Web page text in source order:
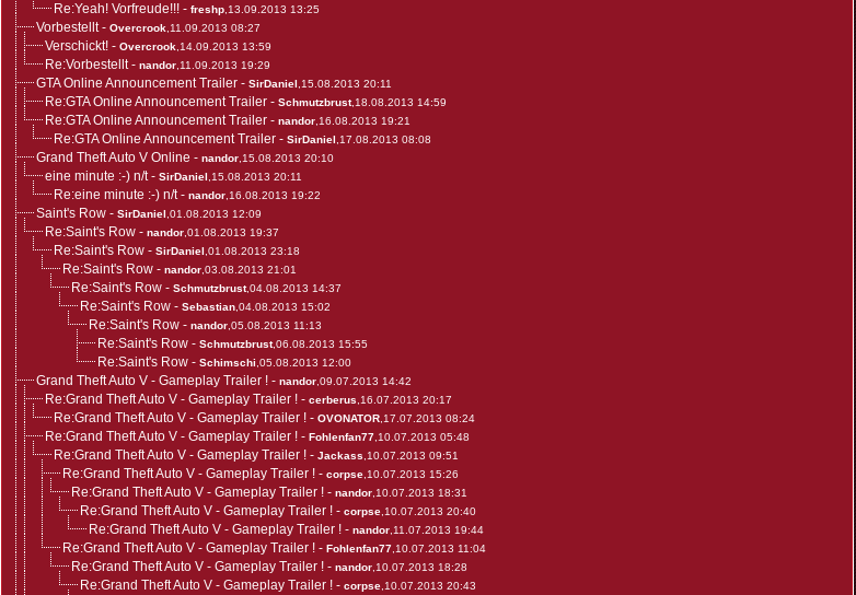
Re:Yeah! Vorfreude!!! - freshp ,13.09.2013 13:25
Vorbestellt- Overcrook ,11.09.2013 08:27
Verschickt! - Overcrook ,14.09.2013 13:59
Re:Vorbestellt- nandor ,11.09.2013 19:29
GTA Online Announcement Trailer - SirDaniel ,15.08.2013 20:11
Re:GTA Online Announcement Trailer - Schmutzbrust,18.08.2013 14:59
Re:GTA Online Announcement Trailer - nandor ,16.08.2013 19:21
Re:GTA Online Announcement Trailer - SirDaniel ,17.08.2013 08:08
Grand Theft Auto V Online - nandor ,15.08.2013 20:10
eine minute :-) n/t- SirDaniel ,15.08.2013 20:11
Re:eine minute :-) n/t- nandor ,16.08.2013 19:22
Saint's Row - SirDaniel ,01.08.2013 12:09
Re:Saint's Row - nandor ,01.08.2013 19:37
Re:Saint's Row - SirDaniel ,01.08.2013 23:18
Re:Saint's Row - nandor ,03.08.2013 21:01
Re:Saint's Row - Schmutzbrust,04.08.2013 14:37
Re:Saint's Row - Sebastian ,04.08.2013 15:02
Re:Saint's Row - nandor ,05.08.2013 11:13
Re:Saint's Row - Schmutzbrust,06.08.2013 15:55
Re:Saint's Row - Schimschi ,05.08.2013 12:00
Grand Theft Auto V - Gameplay Trailer ! - nandor ,09.07.2013 14:42
Re:Grand Theft Auto V - Gameplay Trailer ! - cerberus ,16.07.2013 20:17
Re:Grand Theft Auto V - Gameplay Trailer ! - OVONATOR ,17.07.2013 08:24
Re:Grand Theft Auto V - Gameplay Trailer ! - Fohlenfan77 ,10.07.2013 05:48
Re:Grand Theft Auto V - Gameplay Trailer ! - Jackass ,10.07.2013 09:51
Re:Grand Theft Auto V - Gameplay Trailer ! - corpse ,10.07.2013 15:26
Re:Grand Theft Auto V - Gameplay Trailer ! - nandor ,10.07.2013 18:31
Re:Grand Theft Auto V - Gameplay Trailer ! - corpse ,10.07.2013 20:40
Re:Grand Theft Auto V - Gameplay Trailer ! - nandor ,11.07.2013 19:44
Re:Grand Theft Auto V - Gameplay Trailer ! - Fohlenfan77 ,10.07.2013 11:04
Re:Grand Theft Auto V - Gameplay Trailer ! - nandor ,10.07.2013 18:28
Re:Grand Theft Auto V - Gameplay Trailer ! - corpse ,10.07.2013 20:43